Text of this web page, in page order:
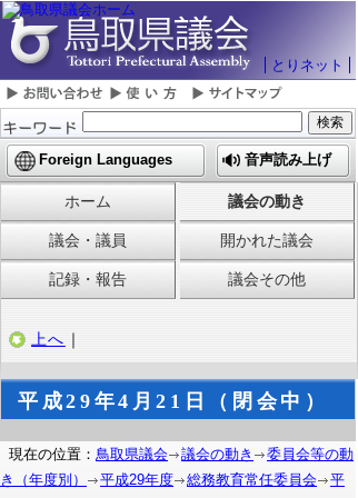
とりネット
Foreign Languages 音声読み上げ
ホーム 議会の動き
議会・議員 開かれた議会
記録・報告 議会その他
上へ ｜
平成29年4月21日（閉会中）
現在の位置： 鳥取県議会 議会の動き
委員会等の動
き（年度別）
平成29年度 総務教育常任委員会
平